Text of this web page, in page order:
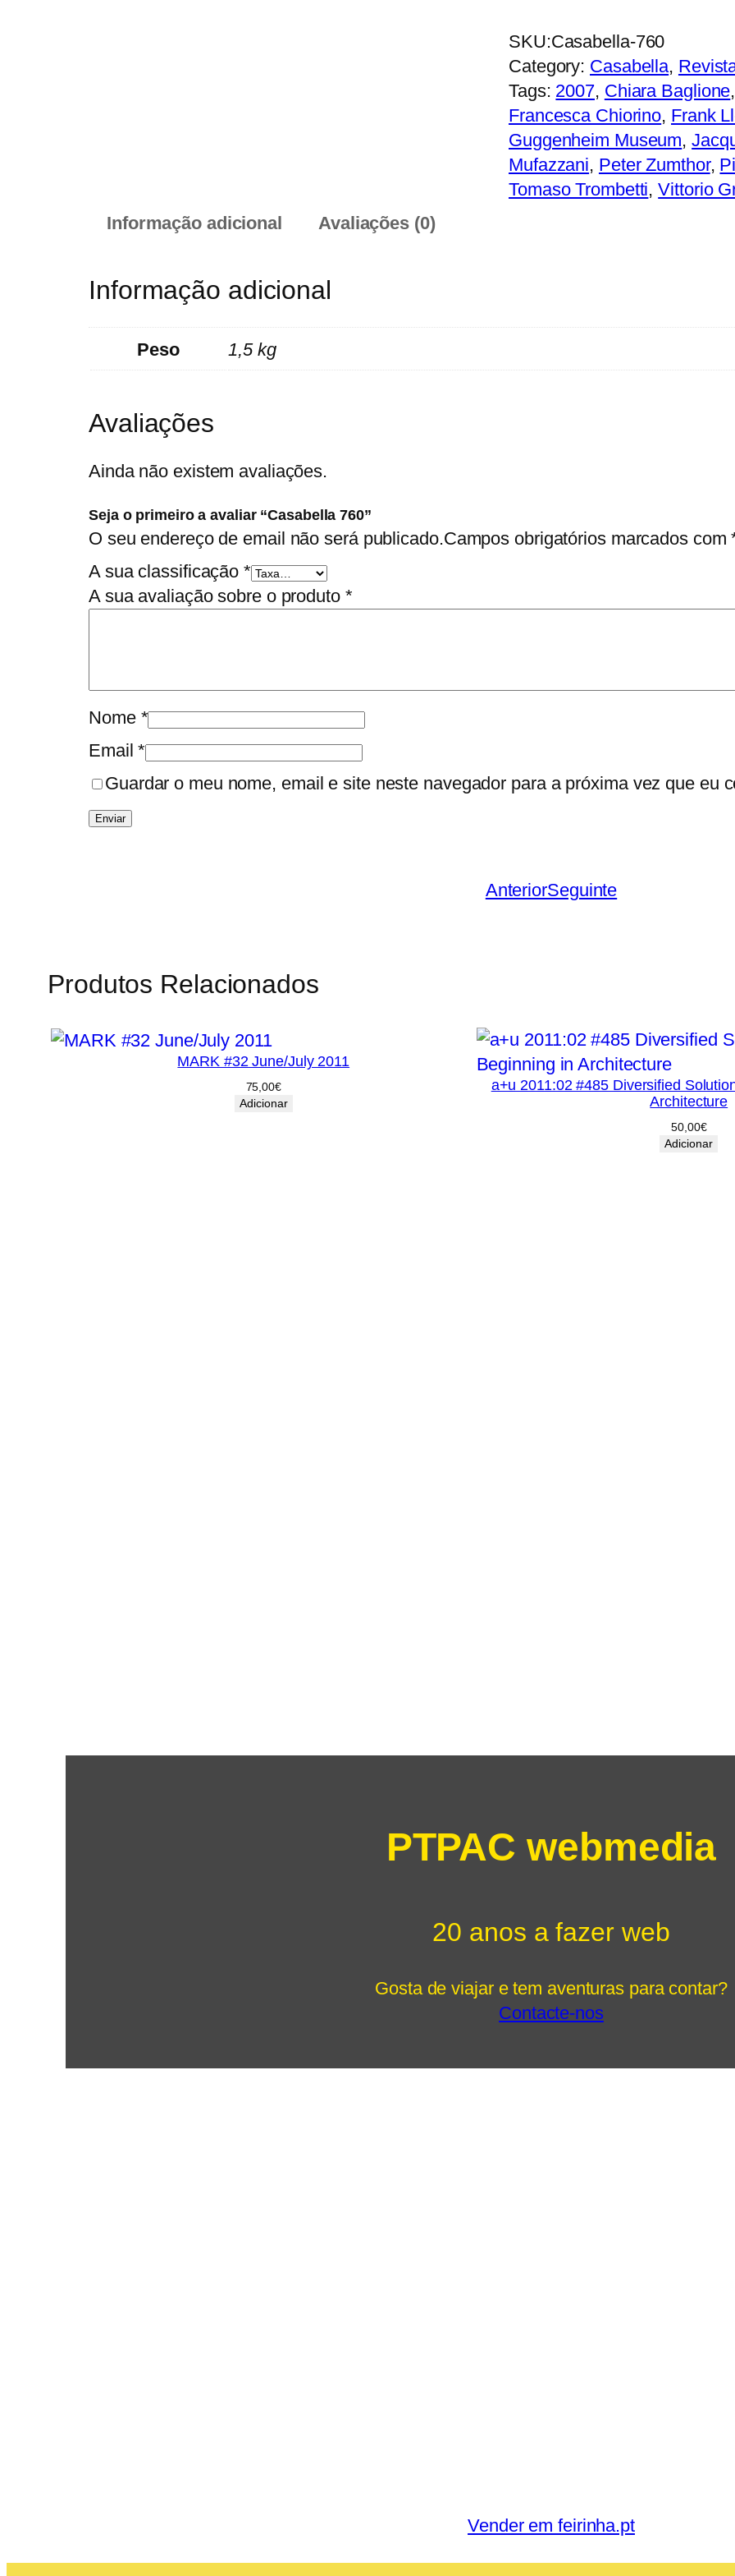
a
n
t
i
d
a
d
s
SKU:Casabella-760
Category: Casabella,
Tags: 2007, Chiara Baglione
Francesca Chiorino, Frank
Guggenheim Museum,
Mufazzani, Peter Zumthor,
Tomaso Trombetti, Vittorio
Informação adicional
Avaliações (0)
Informação adicional
Peso 1,5 kg
Avaliações
Ainda não existem avaliações.
Seja o primeiro a avaliar “Casabella 760”
O seu endereço de email não será publicado.Campos obrigatórios marcados com
A sua classificação *
A sua avaliação sobre o produto *
Nome *
Email*
Guardar o meu nome, email e site neste navegador para a próxima vez que eu
AnteriorSeguinte
Produtos Relacionados
MARK #32 June/July 2011
75,00€
Adicionar
a+u 2011:02 #485 Diversified
Architecture
50,00€
Adicionar
PTPAC webmedia
20 anos a fazer web
Gosta de viajar e tem aventuras para contar?
Contacte-nos
Vender em feirinha.pt